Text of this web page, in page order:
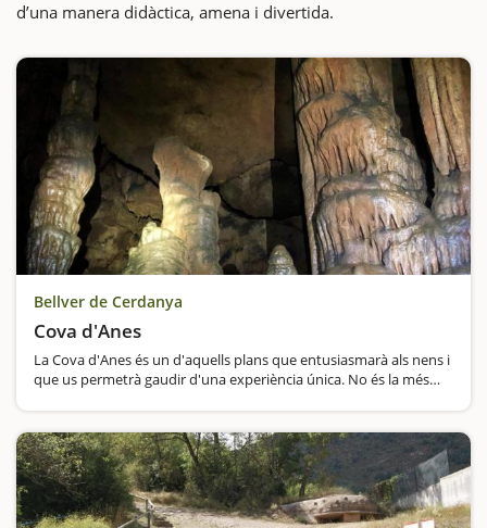
d’una manera didàctica, amena i divertida.
Bellver de Cerdanya
Cova d'Anes
La Cova d'Anes és un d'aquells plans que entusiasmarà als nens i
que us permetrà gaudir d'una experiència única. No és la més